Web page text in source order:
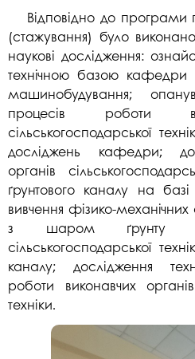
Відповідно до програми
(стажування) було
наукові дослідження:
технічною базою кафедри
машинобудування;
процесів роботи
сільськогосподарської
досліджень кафедри;
органів
ґрунтового каналу на
вивчення фізико-
з шаром ґрунту
сільськогосподарської
каналу; дослідження
роботи виконавчих органів
техніки.